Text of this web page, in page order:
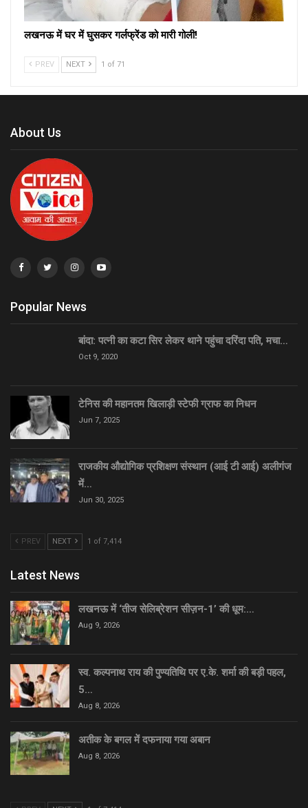
लखनऊ में घर में घुसकर गर्लफ्रेंड को मारी गोली!
PREV NEXT 1 of 71
About Us
Popular News
बांदा: पत्नी का कटा सिर लेकर थाने पहुंचा दरिंदा पति, मचा…
Oct 9, 2020
टेनिस की महानतम खिलाड़ी स्टेफी ग्राफ का निधन
Jun 7, 2025
राजकीय औद्योगिक प्रशिक्षण संस्थान (आई टी आई) अलीगंज
में…
Jun 30, 2025
PREV NEXT 1 of 7,414
Latest News
लखनऊ में ‘तीज सेलिब्रेशन सीज़न-1’ की धूम:…
Aug 9, 2026
स्व. कल्पनाथ राय की पुण्यतिथि पर ए.के. शर्मा की बड़ी पहल,
5…
Aug 8, 2026
अतीक के बगल में दफनाया गया अबान
Aug 8, 2026